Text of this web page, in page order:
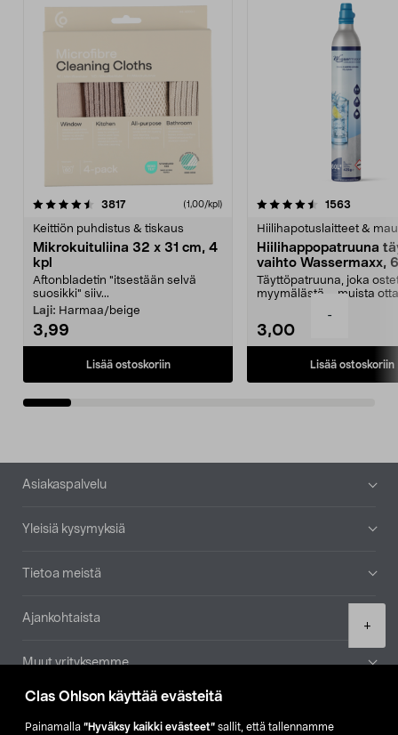
Clas Ohlson käyttää evästeitä
Painamalla ”Hyväksy kaikki evästeet” sallit, että tallennamme
-
+
3817arvostelut (1,00/kpl)
Keittiön puhdistus & tiskaus
Mikrokuituliina 32 x 31 cm, 4
kpl
Aftonbladetin "itsestään selvä
suosikki" siiv...
Laji: Harmaa/beige
3,99
Lisää ostoskoriin
4.5viidestä
1563
Hiilihapotuslaitteet &
Hiilihappopatruuna
vaihto Wassermaxx,
Täyttöpatruuna, joka
myymälästä – muista
3,00
Lisää ostoskoriin
4.5viidestä
Alatunniste
Asiakaspalvelu
Yleisiä kysymyksiä
Tietoa meistä
Ajankohtaista
Muut yrityksemme
Etsi myymälä